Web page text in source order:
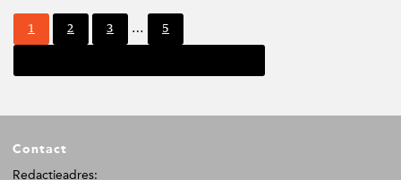
P
a
i
a
1
P
i
a
2
P
i
a
3 …
P
i
a
5
oContact
Redactieadres: